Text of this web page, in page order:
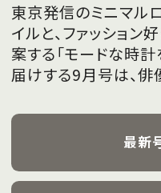
東京発信のミニマル
イルと、ファッショ
案する「モードな時
届けする9月号は、
飾ります。
最新